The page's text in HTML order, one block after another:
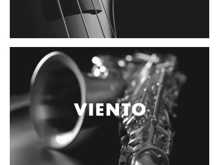
Luces Led
Strobos
Maquinas de humo y escenario
Controladores
Accesorios
Cables y Conectores